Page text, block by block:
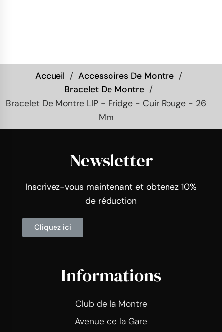
Accueil
Accessoires De Montre
Bracelet De Montre
Bracelet De Montre LIP - Fridge - Cuir Rouge - 26
Mm
Newsletter
Inscrivez-vous maintenant et obtenez 10%
de réduction
Cliquez ici
Informations
Club de la Montre
Avenue de la Gare